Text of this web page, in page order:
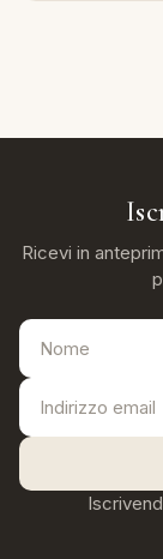
Ricevi in